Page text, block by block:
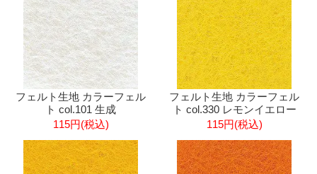
フェルト生地 カラーフェル
ト col.101 生成
115円(税込)
フェルト生地 カラーフェル
ト col.330 レモンイエロー
115円(税込)